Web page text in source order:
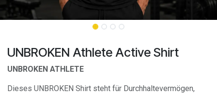
UNBROKEN Athlete Active Shirt
UNBROKEN ATHLETE
Dieses UNBROKEN Shirt steht für Durchhaltevermögen,